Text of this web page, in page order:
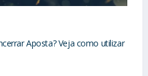
Aposta? Veja como utilizar